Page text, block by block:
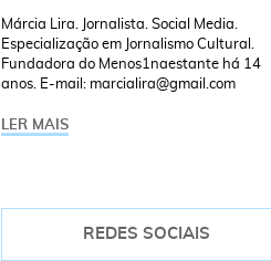
Márcia Lira. Jornalista. Social Media.
Especialização em Jornalismo Cultural.
Fundadora do Menos1naestante há 14
anos. E-mail: marcialira@gmail.com
LER MAIS
REDES SOCIAIS